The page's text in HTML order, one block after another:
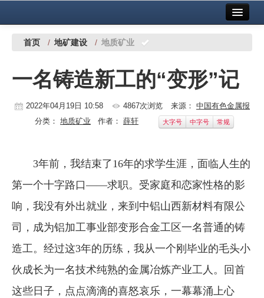
中国有色金属报社主办 广告服务
铜镍铅锌
铝
科技
镁钛
地矿 建设
党建工作
首页 / 地矿建设 / 地质矿业
一名铸造新工的“变形”记
2022年04月19日 10:58 4867次浏览 来源： 中国有色金属报
分类： 地质矿业 作者： 薛轩 大字号 中字号 常规
3年前，我结束了16年的求学生涯，面临人生的
第一个十字路口——求职。受家庭和恋家性格的影
响，我没有外出就业，来到中铝山西新材料有限公
司，成为铝加工事业部变形合金工区一名普通的铸
造工。经过这3年的历练，我从一个刚毕业的毛头小
伙成长为一名技术纯熟的金属冶炼产业工人。回首
这些日子，点点滴滴的喜怒哀乐，一幕幕涌上心